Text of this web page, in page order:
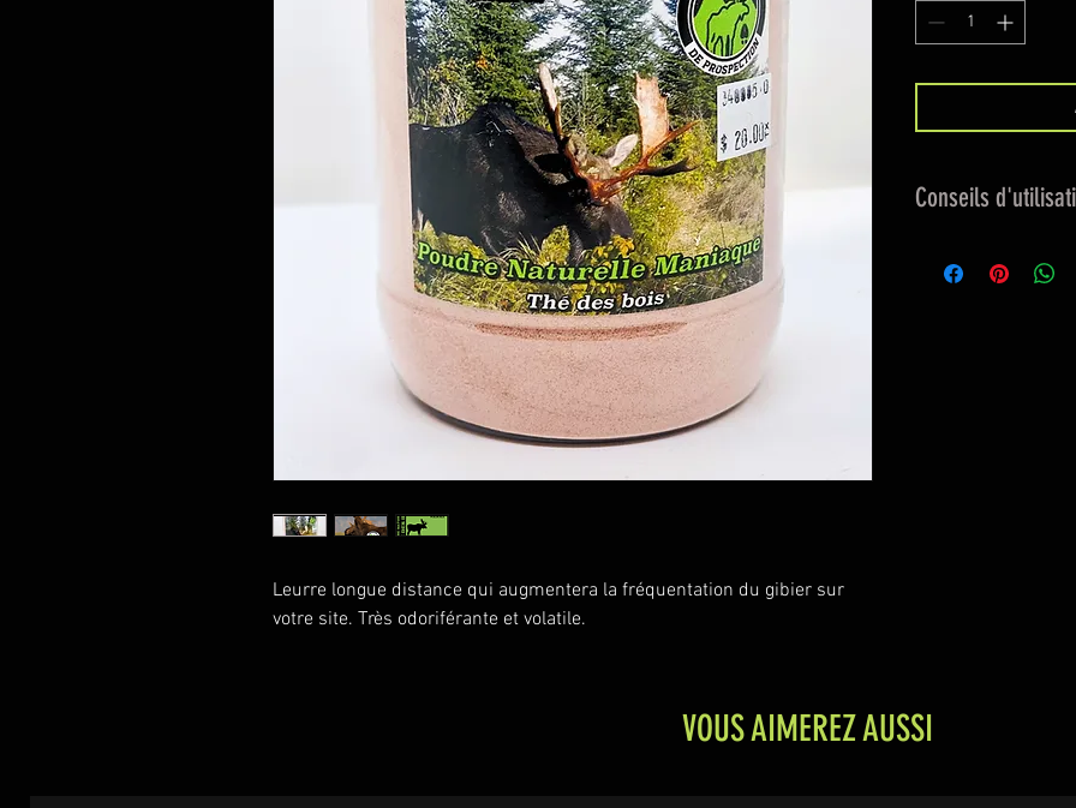
Leurre longue distance qui augmentera la fréquentation du gibier sur
votre site. Très odoriférante et volatile.
Conseils
de sel ou de la
VOUS AIMEREZ AUSSI